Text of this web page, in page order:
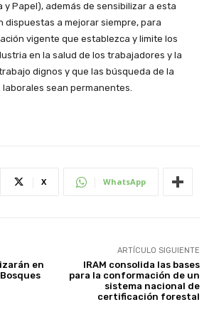
y Papel), además de sensibilizar a esta
dispuestas a mejorar siempre, para
vigente que establezca y limite los
en la salud de los trabajadores y la
dignos y que las búsqueda de la
sean permanentes.
X WhatsApp
en
ARTÍCULO SIGUIENTE
IRAM consolida las bases
para la conformación de un
sistema nacional de
certificación forestal